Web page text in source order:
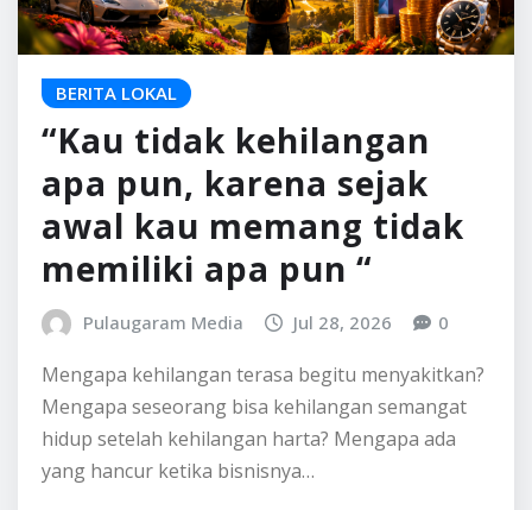
BERITA LOKAL
“Kau tidak kehilangan
apa pun, karena sejak
awal kau memang tidak
memiliki apa pun “
Pulaugaram Media Jul 28, 2026 0
Mengapa kehilangan terasa begitu menyakitkan?
Mengapa seseorang bisa kehilangan semangat
hidup setelah kehilangan harta? Mengapa ada
yang hancur ketika bisnisnya…